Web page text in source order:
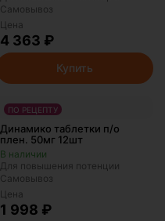
Самовывоз
Цена
4 363 ₽
Купить
ПО РЕЦЕПТУ
Динамико таблетки п/о
плен. 50мг 12шт
Для повышения потенции
Самовывоз
Цена
1 998 ₽